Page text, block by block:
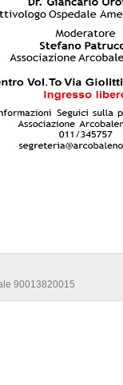
90013820015